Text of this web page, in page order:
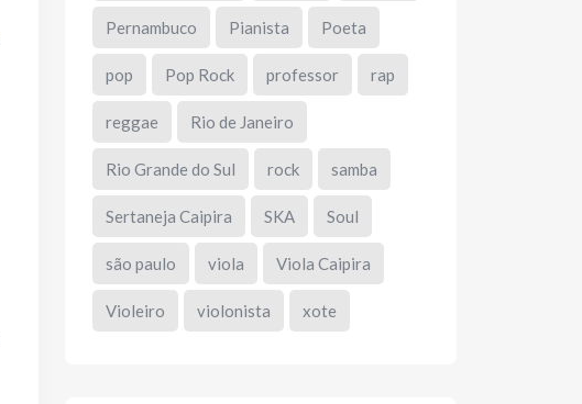
Pernambuco Pianista Poeta
pop Pop Rock professor rap
reggae Rio de Janeiro
Rio Grande do Sul rock samba
Sertaneja Caipira SKA Soul
são paulo viola Viola Caipira
Violeiro violonista xote